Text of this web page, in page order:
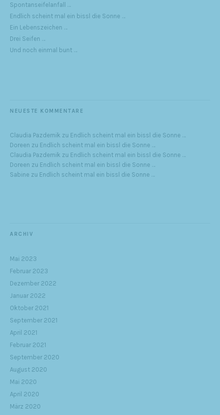
Spontanseifelanfall …
Endlich scheint mal ein bissl die Sonne …
Ein Lebenszeichen …
Drei Seifen …
Und noch einmal bunt …
NEUESTE KOMMENTARE
Claudia Pazdernik zu Endlich scheint mal ein bissl die Sonne …
Doreen zu Endlich scheint mal ein bissl die Sonne …
Claudia Pazdernik zu Endlich scheint mal ein bissl die Sonne …
Doreen zu Endlich scheint mal ein bissl die Sonne …
Sabine zu Endlich scheint mal ein bissl die Sonne …
ARCHIV
Mai 2023
Februar 2023
Dezember 2022
Januar 2022
Oktober 2021
September 2021
April 2021
Februar 2021
September 2020
August 2020
Mai 2020
April 2020
März 2020